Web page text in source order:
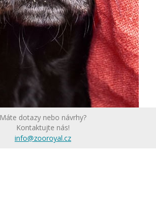
Máte dotazy nebo návrhy?
Kontaktujte nás!
info@zooroyal.cz